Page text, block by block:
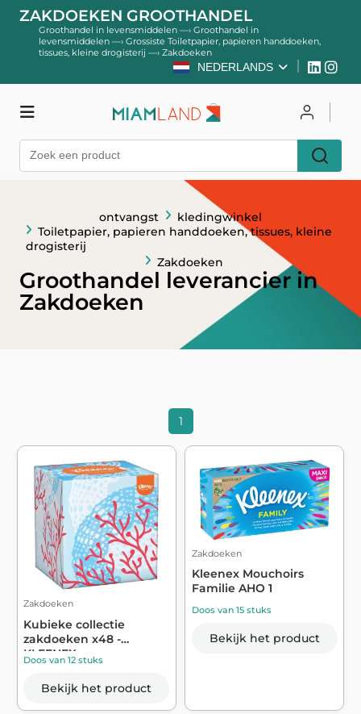
ZAKDOEKEN GROOTHANDEL
Groothandel in levensmiddelen —› Groothandel in
levensmiddelen —› Grossiste Toiletpapier, papieren handdoeken,
tissues, kleine drogisterij —›Zakdoeken
NEDERLANDS
ontvangst
kledingwinkel
Toiletpapier, papieren handdoeken, tissues, kleine
drogisterij
Zakdoeken
Groothandel leverancier in
Zakdoeken
1
Zakdoeken
Kubieke collectie
zakdoeken x48 -
KLEENEX
Doos van 12 stuks
Bekijk het product
Zakdoeken
Kleenex Mouchoirs
Familie AHO 1
Doos van 15 stuks
Bekijk het product
kledingwinkel Inloggen